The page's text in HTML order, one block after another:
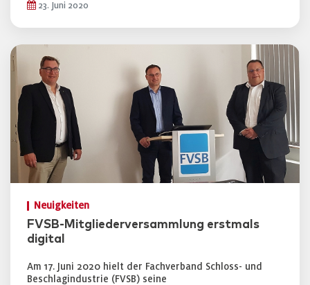
23. Juni 2020
Neuigkeiten
FVSB-Mitgliederversammlung erstmals
digital
Am 17. Juni 2020 hielt der Fachverband Schloss- und
Beschlagindustrie (FVSB) seine